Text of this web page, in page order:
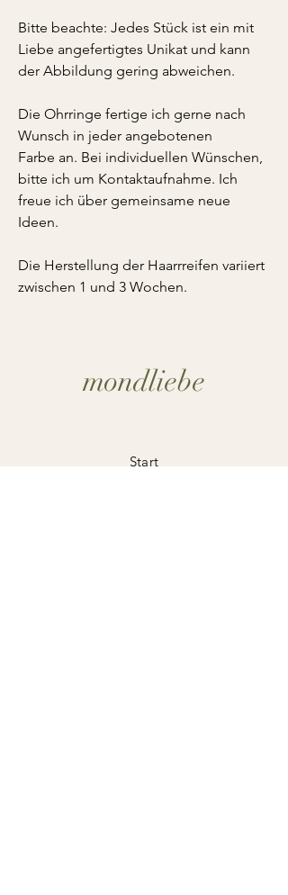
Bitte beachte: Jedes Stück ist ein mit
Liebe angefertigtes Unikat und kann
der Abbildung gering abweichen.
Die Ohrringe fertige ich gerne nach
Wunsch in jeder angebotenen
Farbe an. Bei individuellen Wünschen,
bitte ich um Kontaktaufnahme. Ich
freue ich über gemeinsame neue
Ideen.
Die Herstellung der Haarrreifen variiert
zwischen 1 und 3 Wochen.
mondliebe
Start